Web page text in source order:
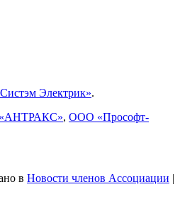
Электрик».
, ООО «Прософт-
в Новости членов Ассоциации